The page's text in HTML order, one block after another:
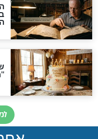
ניגש לאותו גדול ושאל:
שדווקא כבוד תורתו
לפרשת שופטים